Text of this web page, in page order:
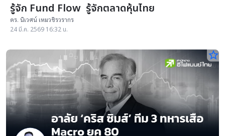
รู้จัก Fund Flow รู้จักตลาดหุ้นไทย
ดร. นิเวศน์ เหมวชิรวรากร
24 มี.ค. 2569 16:32 น.
star_border